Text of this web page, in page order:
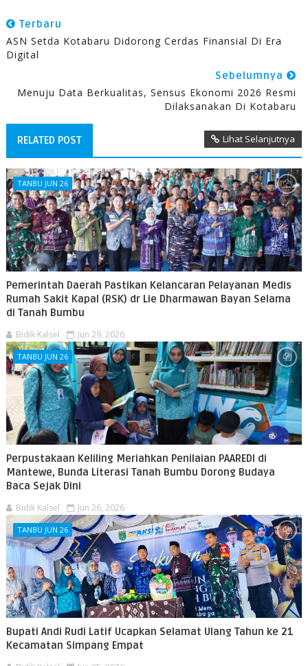
Terbaru
ASN Setda Kotabaru Didorong Cerdas Finansial Di Era
Digital
Sebelumnya
Menuju Data Berkualitas, Sensus Ekonomi 2026 Resmi
Dilaksanakan Di Kotabaru
RELATED POST Lihat Selanjutnya
TANBU JUN 26
Pemerintah Daerah Pastikan Kelancaran Pelayanan Medis
Rumah Sakit Kapal (RSK) dr Lie Dharmawan Bayan Selama
di Tanah Bumbu
Bidik Kalsel Jun 29, 2026
TANBU JUN 26
Perpustakaan Keliling Meriahkan Penilaian PAAREDI di
Mantewe, Bunda Literasi Tanah Bumbu Dorong Budaya
Baca Sejak Dini
Bidik Kalsel Jun 26, 2026
TANBU JUN 26
Bupati Andi Rudi Latif Ucapkan Selamat Ulang Tahun ke 21
Kecamatan Simpang Empat